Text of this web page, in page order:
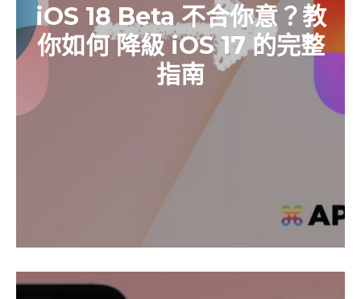
iOS 18 Beta 不合你意？教
你如何 降級 iOS 17 的完整
指南